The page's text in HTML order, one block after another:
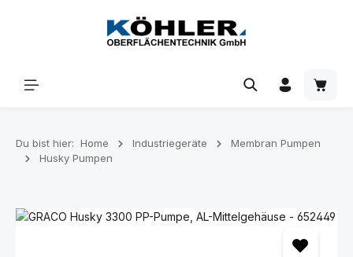
Zum Hauptinhalt springen
Du bist hier: Home Industriegeräte
Membran Pumpen
Husky Pumpen
Bildergalerie überspringen